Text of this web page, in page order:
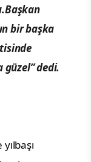
bir başka
güzel” dedi.